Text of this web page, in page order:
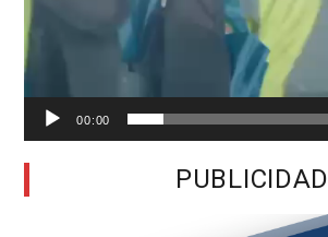
00:00
PUBLICIDAD